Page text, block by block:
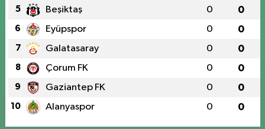
5 Beşiktaş 0 0
6 Eyüpspor 0 0
7 Galatasaray 0 0
8 Çorum FK 0 0
9 Gaziantep FK 0 0
10 Alanyaspor 0 0